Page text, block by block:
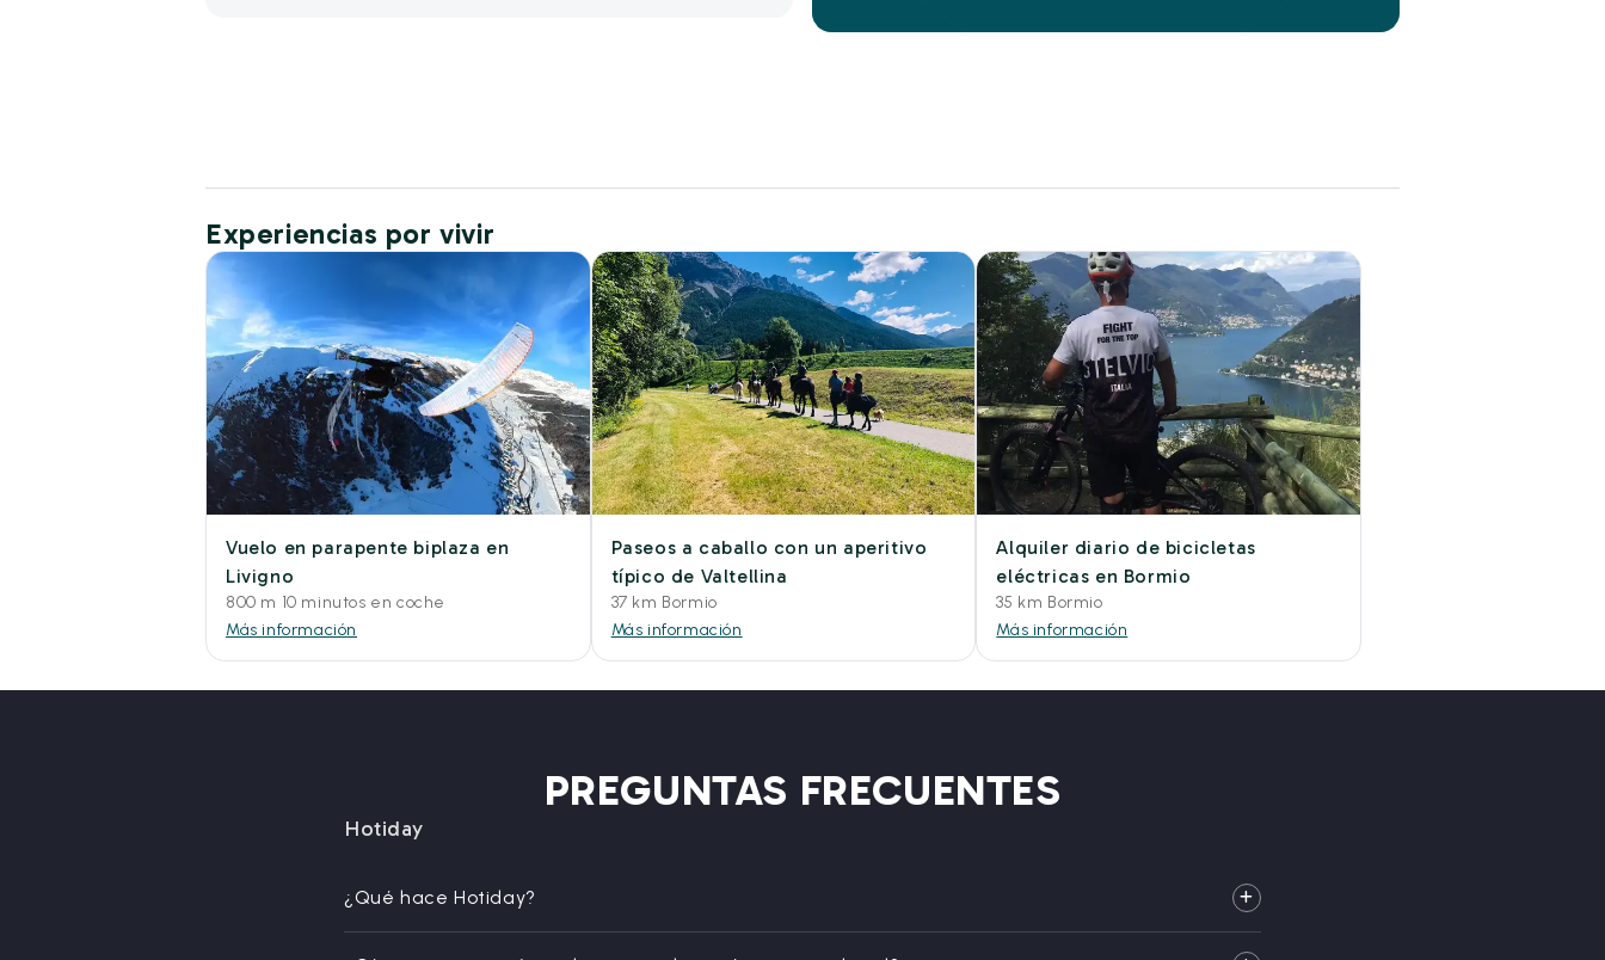
Experiencias por vivir
Vuelo en parapente biplaza en
Livigno
800 m 10 minutos en coche
Más información
Paseos a caballo con un aperitivo
típico de Valtellina
37 km Bormio
Más información
Alquiler diario de bicicletas
eléctricas en Bormio
35 km Bormio
Más información
PREGUNTAS FRECUENTES
Hotiday
¿Qué hace Hotiday?